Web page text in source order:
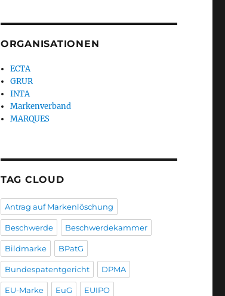
ORGANISATIONEN
ECTA
GRUR
INTA
Markenverband
MARQUES
TAG CLOUD
Antrag auf Markenlöschung
Beschwerde Beschwerdekammer
Bildmarke BPatG
Bundespatentgericht DPMA
EU-Marke EuG EUIPO